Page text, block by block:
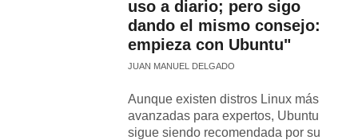
uso a diario; pero sigo
dando el mismo consejo:
empieza con Ubuntu"
JUAN MANUEL DELGADO
Aunque existen distros Linux más
avanzadas para expertos, Ubuntu
sigue siendo recomendada por su